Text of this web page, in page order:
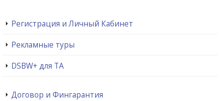
Регистрация и Личный Кабинет
Рекламные туры
DSBW+ для ТА
Договор и Фингарантия